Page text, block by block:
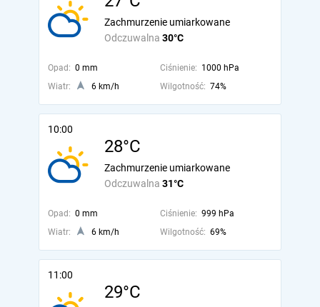
Odczuwalna 30°C
Zachmurzenie umiarkowane
Opad: 0 mm Ciśnienie: 1000 hPa
Wiatr:
6 km/h Wilgotność: 74%
10:00
28°C
Odczuwalna 31°C
Zachmurzenie umiarkowane
Opad: 0 mm Ciśnienie: 999 hPa
Wiatr:
6 km/h Wilgotność: 69%
11:00
29°C